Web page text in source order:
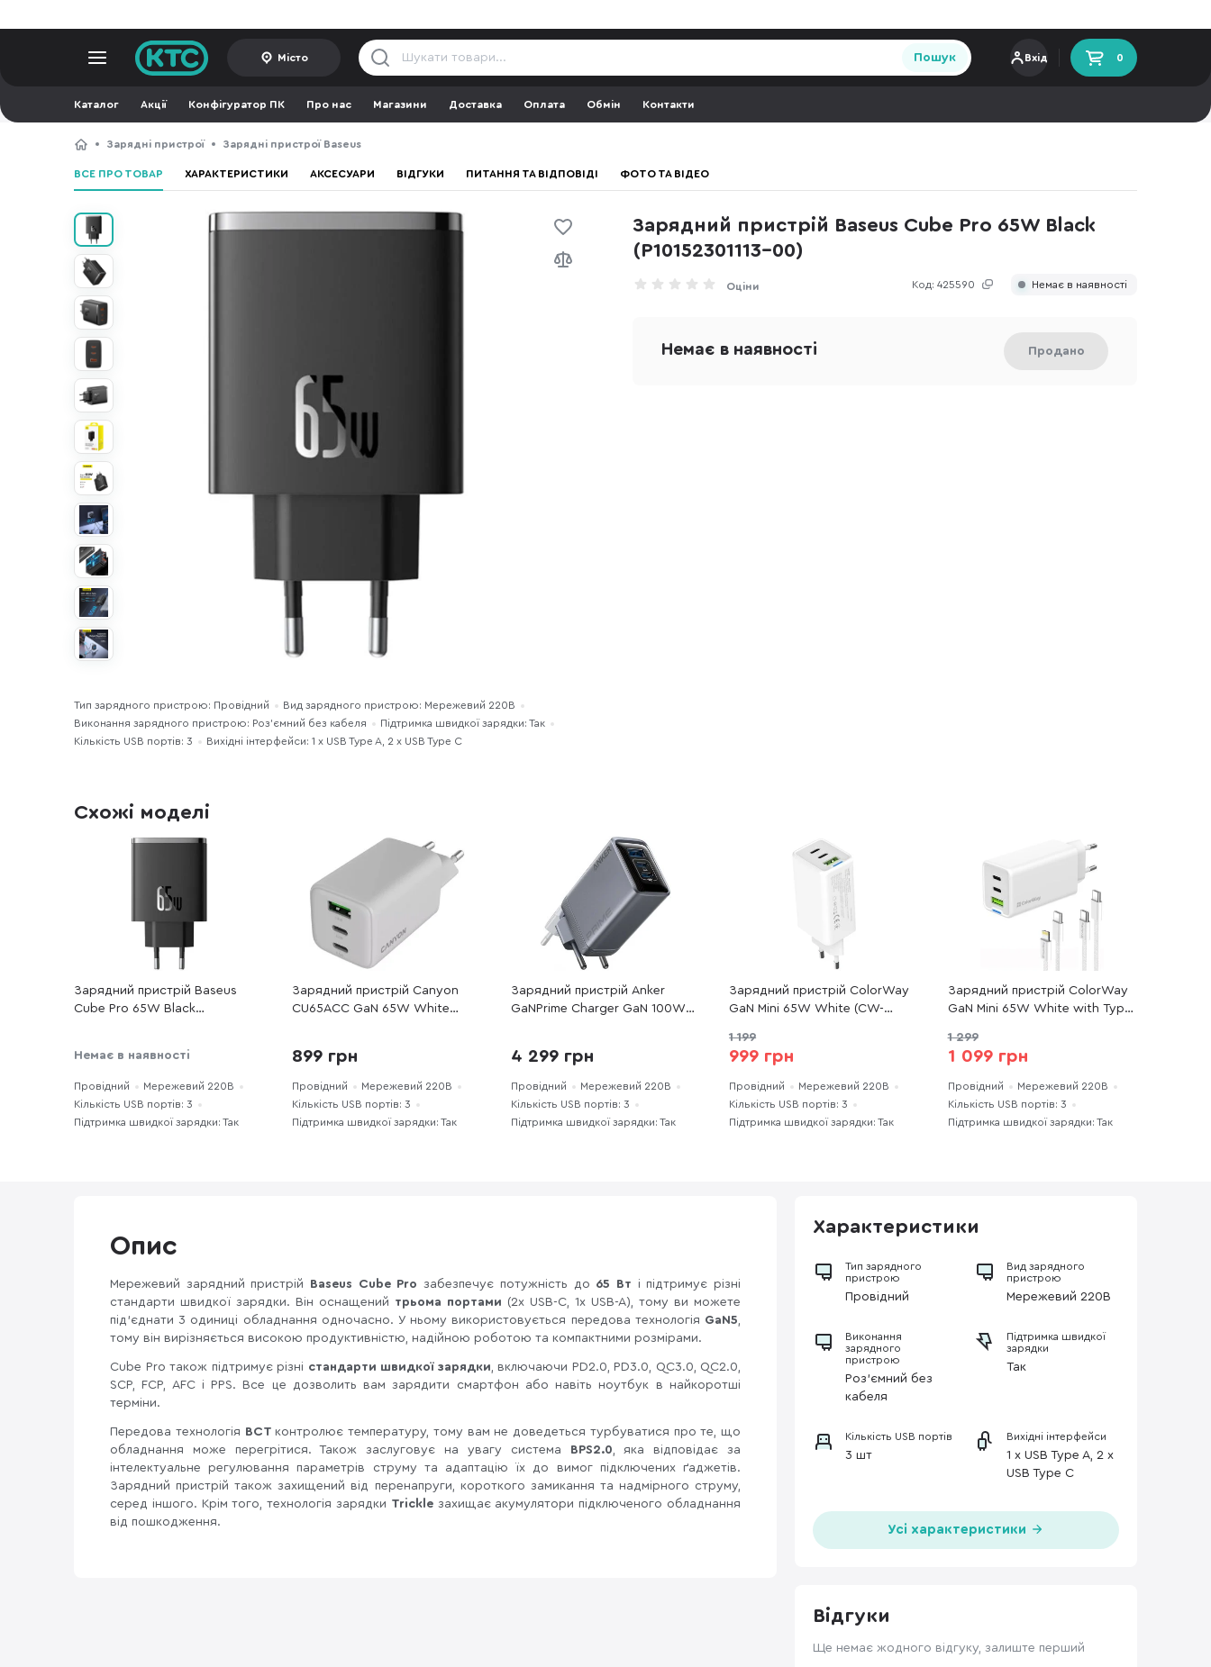
Місто Пошук Вхід 0
Каталог Акції Конфігуратор ПК Про нас Магазини Доставка Оплата Обмін Контакти
Зарядні пристрої Зарядні пристрої Baseus
ВСЕ ПРО ТОВАР ХАРАКТЕРИСТИКИ АКСЕСУАРИ ВІДГУКИ ПИТАННЯ ТА ВІДПОВІДІ ФОТО ТА ВІДЕО
Зарядний пристрій Baseus Cube Pro 65W Black
(P10152301113-00)
Код: 425590
Оціни Немає в наявності
Тип зарядного пристрою: Провідний
Вид зарядного пристрою: Мережевий 220В
Виконання зарядного пристрою: Роз'ємний без кабеля
Підтримка швидкої зарядки: Так
Кількість USB портів: 3
Вихідні інтерфейси: 1 x USB Type A, 2 x USB Type C
Немає в наявності Продано
Схожі моделі
Зарядний пристрій Baseus
Cube Pro 65W Black
Немає в наявності
Провідний
Мережевий 220В
Кількість USB портів: 3
Підтримка швидкої зарядки: Так
Зарядний пристрій Canyon
CU65ACC GaN 65W White
899 грн
Провідний
Мережевий 220В
Кількість USB портів: 3
Підтримка швидкої зарядки: Так
Зарядний пристрій Anker
GaNPrime Charger GaN 100W
4 299 грн
Провідний
Мережевий 220В
Кількість USB портів: 3
Підтримка швидкої зарядки: Так
Зарядний пристрій ColorWay
GaN Mini 65W White (CW-
1 199
999 грн
Провідний
Мережевий 220В
Кількість USB портів: 3
Підтримка швидкої зарядки: Так
Зарядний пристрій ColorWay
GaN Mini 65W White with Type-
Lightning (CW-CHS058PDCL-
WT)
1 299
1 099 грн
Провідний
Мережевий 220В
Кількість USB портів: 3
Підтримка швидкої зарядки: Так
Опис
Мережевий зарядний пристрій Baseus Cube Pro забезпечує потужність до 65 Вт і підтримує різні
стандарти швидкої зарядки. Він оснащений трьома портами (2x USB-C, 1x USB-A), тому ви можете
під'єднати 3 одиниці обладнання одночасно. У ньому використовується передова технологія GaN5,
тому він вирізняється високою продуктивністю, надійною роботою та компактними розмірами.
Cube Pro також підтримує різні стандарти швидкої зарядки, включаючи PD2.0, PD3.0, QC3.0, QC2.0,
SCP, FCP, AFC і PPS. Все це дозволить вам зарядити смартфон або навіть ноутбук в найкоротші
терміни.
Передова технологія BCTконтролює температуру, тому вам не доведеться турбуватися про те, що
обладнання може перегрітися. Також заслуговує на увагу система
BPS2.0, яка відповідає за
інтелектуальне регулювання параметрів струму та адаптацію їх до вимог підключених ґаджетів.
Зарядний пристрій також захищений від перенапруги, короткого замикання та надмірного струму,
серед іншого. Крім того, технологія зарядки Trickle захищає акумулятори підключеного обладнання
від пошкодження.
Характеристики
Тип зарядного
пристрою
Провідний
Вид зарядного
пристрою
Мережевий 220В
Виконання
зарядного
пристрою
Роз'ємний без
кабеля
Підтримка швидкої
зарядки
Так
Кількість USB портів
3 шт
Вихідні інтерфейси
1 x USB Type A, 2 x
USB Type C
Усі характеристики
Відгуки
Ще немає жодного відгуку, залиште перший